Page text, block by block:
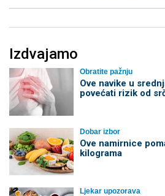
Izdvajamo
Obratite pažnju
Ove navike u
povećati rizik od
Dobar izbor
Ove namirnice
kilograma
Ljekar upozorava